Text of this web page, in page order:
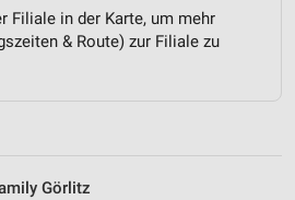
Filiale in der Karte, um mehr
& Route) zur Filiale zu
Görlitz